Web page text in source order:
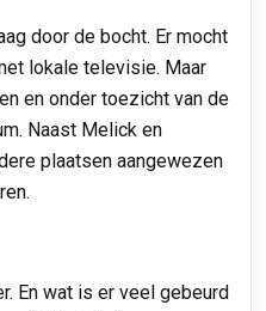
door de bocht. Er mocht
lokale televisie. Maar
en onder toezicht van de
Naast Melick en
plaatsen aangewezen
En wat is er veel gebeurd